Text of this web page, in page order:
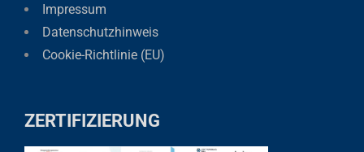
Impressum
Datenschutzhinweis
Cookie-Richtlinie (EU)
ZERTIFIZIERUNG